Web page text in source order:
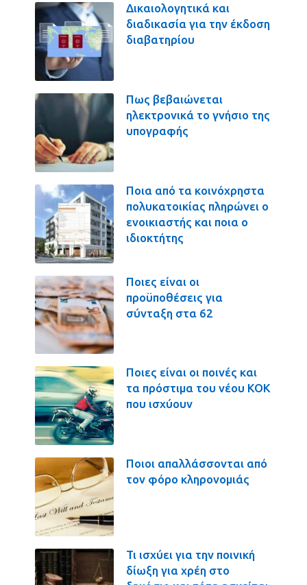
Δικαιολογητικά και
διαδικασία για την έκδοση
διαβατηρίου
Πως βεβαιώνεται
ηλεκτρονικά το γνήσιο της
υπογραφής
Ποια από τα κοινόχρηστα
πολυκατοικίας πληρώνει ο
ενοικιαστής και ποια ο
ιδιοκτήτης
Ποιες είναι οι
προϋποθέσεις για
σύνταξη στα 62
Ποιες είναι οι ποινές και
τα πρόστιμα του νέου ΚΟΚ
που ισχύουν
Ποιοι απαλλάσσονται από
τον φόρο κληρονομιάς
Τι ισχύει για την ποινική
δίωξη για χρέη στο